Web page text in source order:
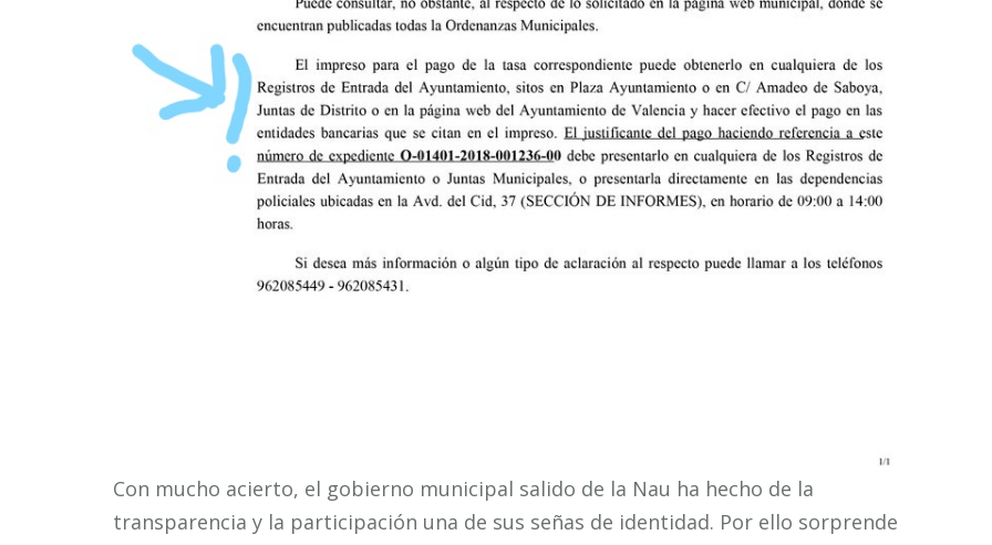
Con mucho acierto, el gobierno municipal salido de la Nau ha hecho de la
transparencia y la participación una de sus señas de identidad. Por ello sorprende